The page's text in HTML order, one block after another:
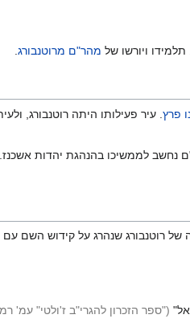
תלמידו ויורשו של מהר"ם מרוטנבורג.
פרץ. עיר פעילותו היתה רוטנבורג,
נחשב לממשיכו בהנהגת יהדות
של רוטנבורג שנהרג על קידוש השם
("ספר הזכרון להגרי"ב ז'ולטי" עמ'